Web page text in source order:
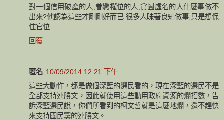
對一個信用破產的人,眷戀權位的人,貪圖虛名的人什麼事做不
出來?他認為這些才剛剛好而已.很多人昧著良知做事,只是想保
住官位.
回覆
匿名 10/09/2014 12:21 下午
這些大動作，都是做個深藍的選民看的，現在深藍的選民不是
全部支持連勝文，因此就使用這些動用政府資源的爛招數，告
訴深藍選民說，你們所看到的柯文哲就是這麼地爛，還不趕快
來支持國民黨的連勝文。